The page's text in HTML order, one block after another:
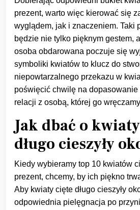
prezent, warto więc kierować się
wyglądem, jak i znaczeniem. Taki
będzie nie tylko pięknym gestem,
osoba obdarowana poczuje się
symboliki kwiatów to klucz do
niepowtarzalnego przekazu w
poświęcić chwilę na
relacji z osobą, której go
Jak dbać o
długo cieszyły
Kiedy wybieramy top 10 kwiatów
prezent, chcemy, by ich piękno
Aby kwiaty cięte długo cieszyły
odpowiednia pielęgnacja po